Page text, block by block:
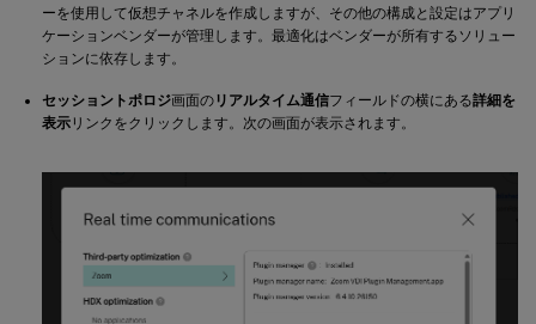
ーを使用して仮想チャネルを作成しますが、その他の構成と設定はアプリ
ケーションベンダーが管理します。最適化はベンダーが所有するソリュー
ションに依存します。
セッショントポロジ画面のリアルタイム通信フィールドの横にある詳細を
表示 リンクをクリックします。次の画面が表示されます。